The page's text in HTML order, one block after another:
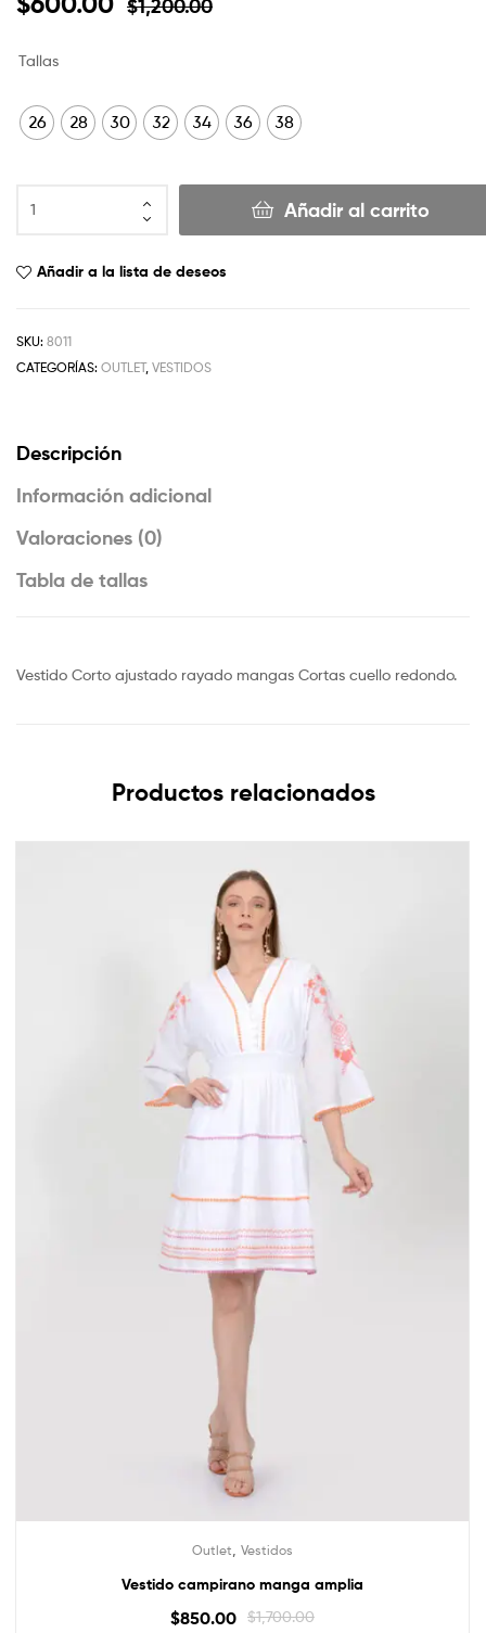
$1,200.00
Tallas
26 28 30 32 34 36 38
Añadir al carrito
Añadir a la lista de deseos
SKU: 8011
CATEGORÍAS: OUTLET, VESTIDOS
Descripción
Información adicional
Valoraciones (0)
Tabla de tallas
Vestido Corto ajustado rayado mangas Cortas cuello redondo.
Productos relacionados
Outlet Vestidos
Vestido campirano manga amplia
$1,700.00
$850.00